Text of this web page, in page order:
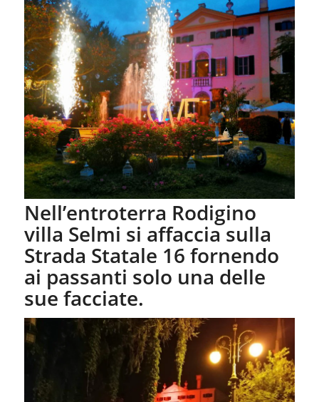
Nell’entroterra Rodigino
villa Selmi si affaccia sulla
Strada Statale 16 fornendo
ai passanti solo una delle
sue facciate.